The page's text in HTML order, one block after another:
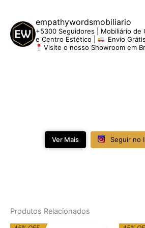
empathywordsmobiliario
+5300 Seguidores | Mobiliário de
e Centro Estético |
Envio
Visite o nosso Showroom em
Ver Mais Seguir no
Produtos Relacionados
O
O